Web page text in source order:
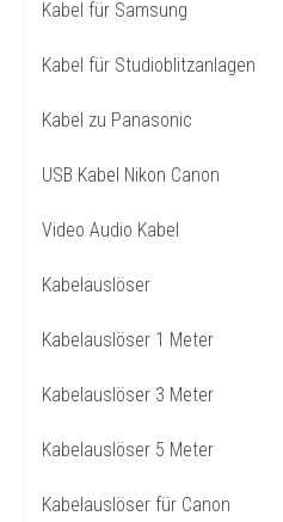
Kabel für Samsung
Kabel für Studioblitzanlagen
Kabel zu Panasonic
USB Kabel Nikon Canon
Video Audio Kabel
Kabelauslöser
Kabelauslöser 1 Meter
Kabelauslöser 3 Meter
Kabelauslöser 5 Meter
Kabelauslöser für Canon